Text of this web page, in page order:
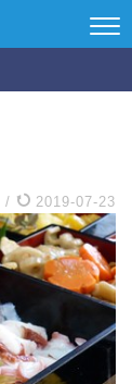
/ 2019-07-23